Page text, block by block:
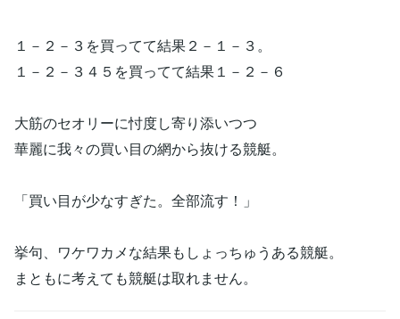
１－２－３を買ってて結果２－１－３。
１－２－３４５を買ってて結果１－２－６
大筋のセオリーに忖度し寄り添いつつ
華麗に我々の買い目の網から抜ける競艇。
「買い目が少なすぎた。全部流す！」
挙句、ワケワカメな結果もしょっちゅうある競艇。
まともに考えても競艇は取れません。